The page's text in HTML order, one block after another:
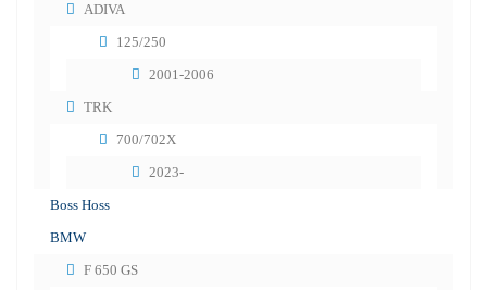
ADIVA
125/250
2001-2006
TRK
700/702X
2023-
Boss Hoss
BMW
F 650 GS